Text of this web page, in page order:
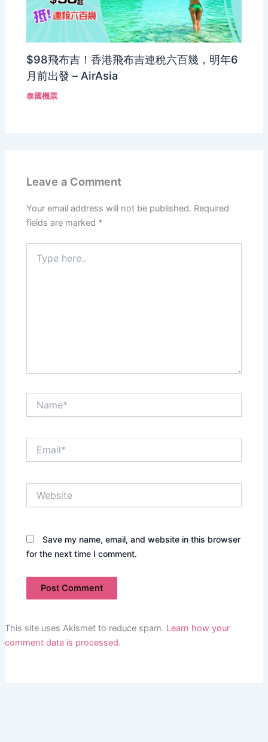
$98飛布吉！香港飛布吉連稅六百幾，明年6
月前出發 – AirAsia
泰國機票
Leave a Comment
Your email address will not be published. Required
fields are marked *
here..
Save my name, email, and website in this browser
for the next time I comment.
This site uses Akismet to reduce spam. Learn how your
comment data is processed.